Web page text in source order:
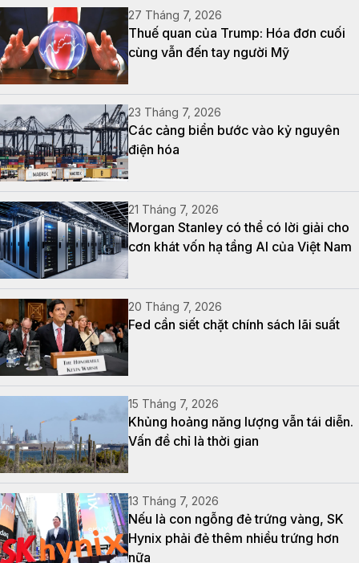
27 Tháng 7, 2026
Thuế quan của Trump: Hóa đơn cuối
cùng vẫn đến tay người Mỹ
23 Tháng 7, 2026
Các cảng biển bước vào kỷ nguyên
điện hóa
21 Tháng 7, 2026
Morgan Stanley có thể có lời giải cho
cơn khát vốn hạ tầng AI của Việt Nam
20 Tháng 7, 2026
Fed cần siết chặt chính sách lãi suất
15 Tháng 7, 2026
Khủng hoảng năng lượng vẫn tái diễn.
Vấn đề chỉ là thời gian
13 Tháng 7, 2026
Nếu là con ngỗng đẻ trứng vàng, SK
Hynix phải đẻ thêm nhiều trứng hơn
nữa